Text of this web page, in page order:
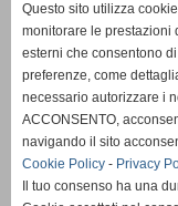
PT G
-5
0
Questo sito utilizza
monitorare le prestazioni
esterni che consentono
preferenze, come
necessario autorizzare i
ACCONSENTO,
navigando il sito
Cookie Policy - Privacy
Il tuo consenso ha una